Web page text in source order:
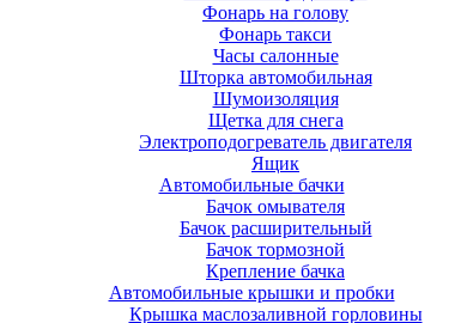
Фонарь на голову
Фонарь такси
Часы салонные
Шторка автомобильная
Шумоизоляция
Щетка для снега
Электроподогреватель двигателя
Ящик
Автомобильные бачки
Бачок омывателя
Бачок расширительный
Бачок тормозной
Крепление бачка
Автомобильные крышки и пробки
Крышка маслозаливной горловины